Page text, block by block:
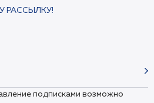
подписками возможно
РАССЫЛКУ!